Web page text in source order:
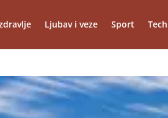
Ljubav i veze Sport Tech